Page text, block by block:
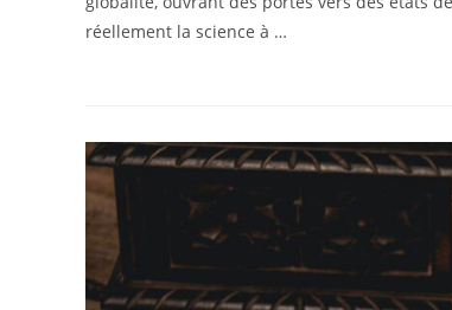
réellement la science à …